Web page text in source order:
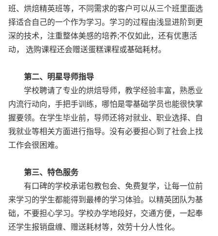
班、烘焙精英班等，不同需求的客户可以从三个班里面选
择适合自己的一个作为学习。学习的过程由浅显进阶到更
深的技术，注重整体美感的培养;不仅如此，还有优惠活
动， 选购课程还会赠送蛋糕课程或基础耗材。
第二、明星导师指导
学校聘请了专业的烘焙导师，教学经验丰富，熟悉业
内流行动向，手把手训练，哪怕是零基础学员也能很快掌
握要领。在学生毕业前，导师还将对就业、职业选择、自
我就业等相关方面进行指导。没有必要担心到了社会上找
工作会很困难。
第三、特色服务
有口碑的学校承诺包教包会、免费复学，让每一位前
来学习的学生都能得到最棒的学习体验。以精英团队为基
础，不要担心学习。学校办学地段好，交通方便，一起奉
还学生报销盘缠、赠送耗材等，效劳十分人性化。